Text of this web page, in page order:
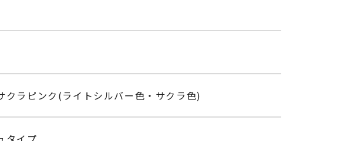
ラピンク(ライトシルバー色・サクラ色)